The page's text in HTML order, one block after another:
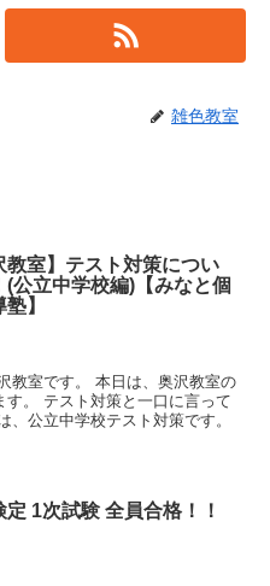
雑色教室
教室】テスト対策につい
(公立中学校編)【みなと個
】
室です。 本日は、奥沢教室の
。 テスト対策と一口に言って
、公立中学校テスト対策です。
定 1次試験 全員合格！！